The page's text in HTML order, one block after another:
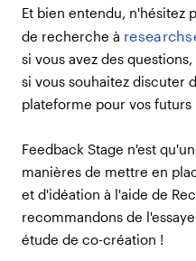
Et bien entendu, n'hésitez
de recherche à
si vous avez des
si vous souhaitez discuter
plateforme pour vos futurs
Feedback Stage n'est
manières de mettre en
et d'idéation à l'aide de
recommandons de
étude de co-création !